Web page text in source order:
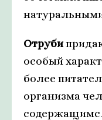
Отруби
особый
более
организма